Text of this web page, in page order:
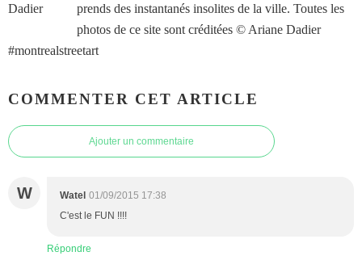
prends des instantanés insolites de la ville. Toutes les
photos de ce site sont créditées © Ariane Dadier
#montrealstreetart
COMMENTER CET ARTICLE
Ajouter un commentaire
W Watel 01/09/2015 17:38
C'est le FUN !!!!
Répondre